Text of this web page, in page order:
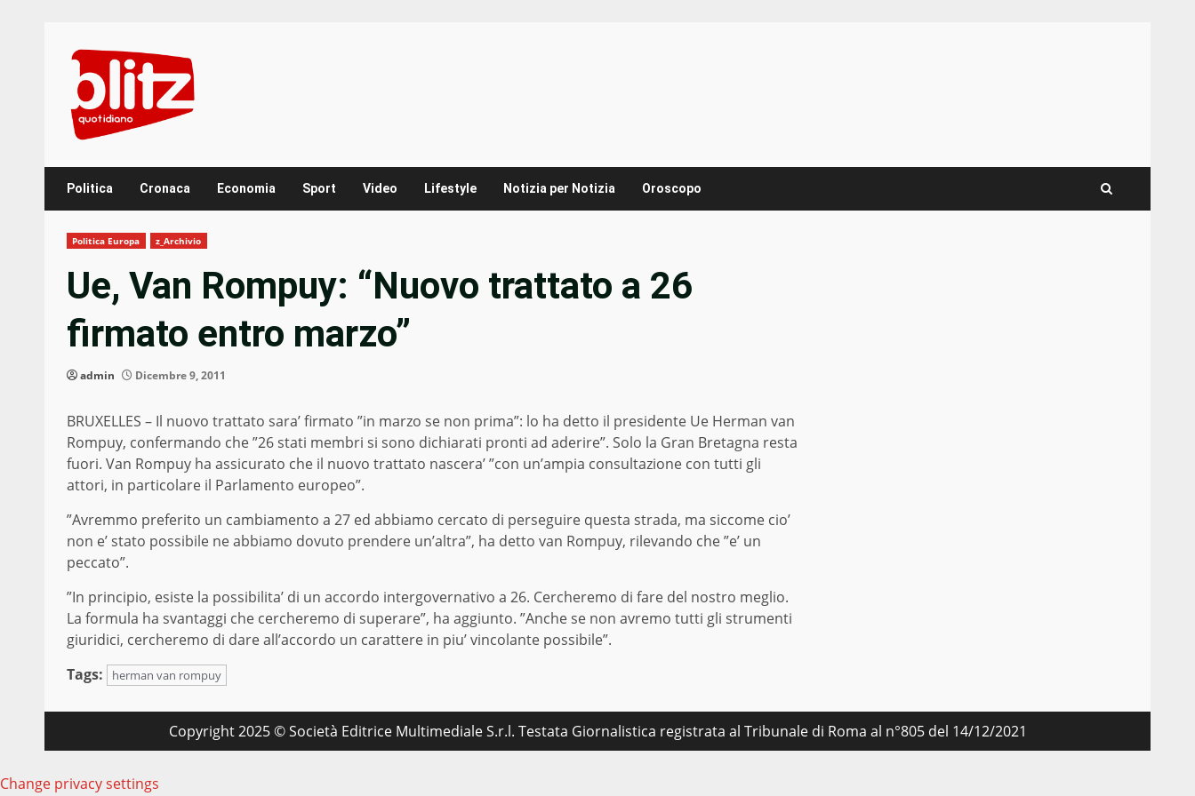
content
Politica Cronaca Economia Sport Video Lifestyle Notizia per Notizia Oroscopo
Politica Europa z_Archivio
Ue, Van Rompuy: “Nuovo trattato a 26
firmato entro marzo”
admin Dicembre 9, 2011
BRUXELLES – Il nuovo trattato sara’ firmato ”in marzo se non prima”: lo ha detto il presidente Ue Herman van
Rompuy, confermando che ”26 stati membri si sono dichiarati pronti ad aderire”. Solo la Gran Bretagna resta
fuori. Van Rompuy ha assicurato che il nuovo trattato nascera’ ”con un’ampia consultazione con tutti gli
attori, in particolare il Parlamento europeo”.
”Avremmo preferito un cambiamento a 27 ed abbiamo cercato di perseguire questa strada, ma siccome cio’
non e’ stato possibile ne abbiamo dovuto prendere un’altra”, ha detto van Rompuy, rilevando che ”e’ un
peccato”.
”In principio, esiste la possibilita’ di un accordo intergovernativo a 26. Cercheremo di fare del nostro meglio.
La formula ha svantaggi che cercheremo di superare”, ha aggiunto. ”Anche se non avremo tutti gli strumenti
giuridici, cercheremo di dare all’accordo un carattere in piu’ vincolante possibile”.
Tags:
herman van rompuy
Copyright 2025 © Società Editrice Multimediale S.r.l. Testata Giornalistica registrata al Tribunale di Roma al n°805 del 14/12/2021
Change privacy settings